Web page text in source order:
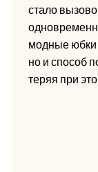
стало
модные юбки
но и способ
теряя при